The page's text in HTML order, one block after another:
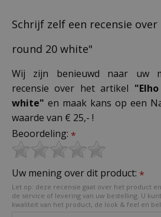
Schrijf zelf een recensie
round 20 white"
Wij zijn benieuwd naar uw
recensie over het artikel
white" en maak kans op een
waarde van € 25,- !
Beoordeling: *
Uw mening over dit product: *
Let op: deze recensie gaat over het product
de service of levering van uw bestelling. U
kwaliteit van het product, de look & feel en